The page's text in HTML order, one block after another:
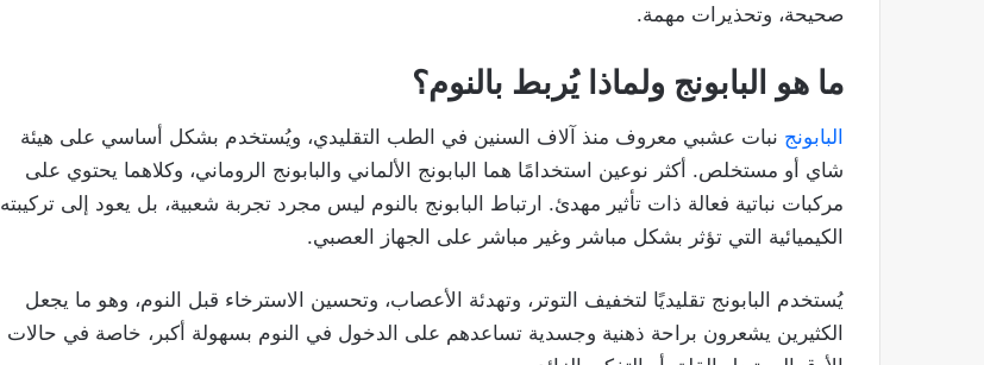
صحيحة، وتحذيرات مهمة.
ما هو البابونج ولماذا يُربط بالنوم؟
البابونج نبات عشبي معروف منذ آلاف السنين في الطب التقليدي، ويُستخدم بشكل أساسي على هيئة
شاي أو مستخلص. أكثر نوعين استخدامًا هما البابونج الألماني والبابونج الروماني، وكلاهما يحتوي على
مركبات نباتية فعالة ذات تأثير مهدئ. ارتباط البابونج بالنوم ليس مجرد تجربة شعبية، بل يعود إلى تركيبته
الكيميائية التي تؤثر بشكل مباشر وغير مباشر على الجهاز العصبي.
يُستخدم البابونج تقليديًا لتخفيف التوتر، وتهدئة الأعصاب، وتحسين الاسترخاء قبل النوم، وهو ما يجعل
الكثيرين يشعرون براحة ذهنية وجسدية تساعدهم على الدخول في النوم بسهولة أكبر، خاصة في حالات